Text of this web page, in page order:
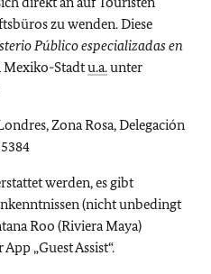
zu wenden. Diese
Público especializadas en
Mexiko-Stadtu.a.unter
Zona Rosa, Delegación
werden, es gibt
(nicht unbedingt
Roo (Riviera Maya)
„Guest Assist“.